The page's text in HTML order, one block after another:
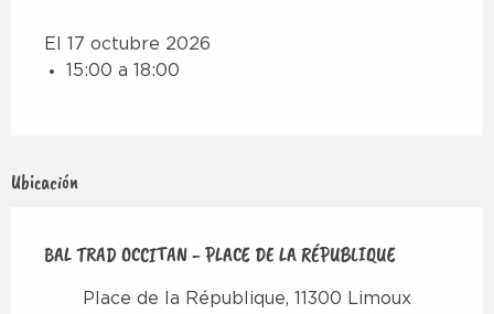
El 17 octubre 2026
15:00 a 18:00
Ubicación
BAL TRAD OCCITAN - PLACE DE LA RÉPUBLIQUE
Place de la République, 11300 Limoux